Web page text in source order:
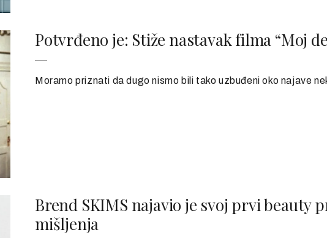
Potvrđeno je: Stiže nastavak filma “Moj
Moramo priznati da dugo nismo bili tako uzbuđeni oko najave
Brend SKIMS najavio je svoj prvi beauty
mišljenja